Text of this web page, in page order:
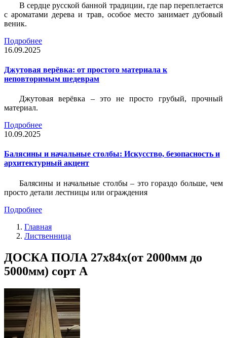
В сердце русской банной традиции, где пар переплетается
с ароматами дерева и трав, особое место занимает дубовый
веник.
Подробнее
16.09.2025
Джутовая верёвка: от простого материала к
неповторимым шедеврам
Джутовая верёвка – это не просто грубый, прочный
материал.
Подробнее
10.09.2025
Балясины и начальные столбы: Искусство, безопасность и
архитектурный акцент
Балясины и начальные столбы – это гораздо больше, чем
просто детали лестницы или ограждения
Подробнее
Главная
Лиственница
ДОСКА ПОЛА 27х84х(от 2000мм до
5000мм) сорт А